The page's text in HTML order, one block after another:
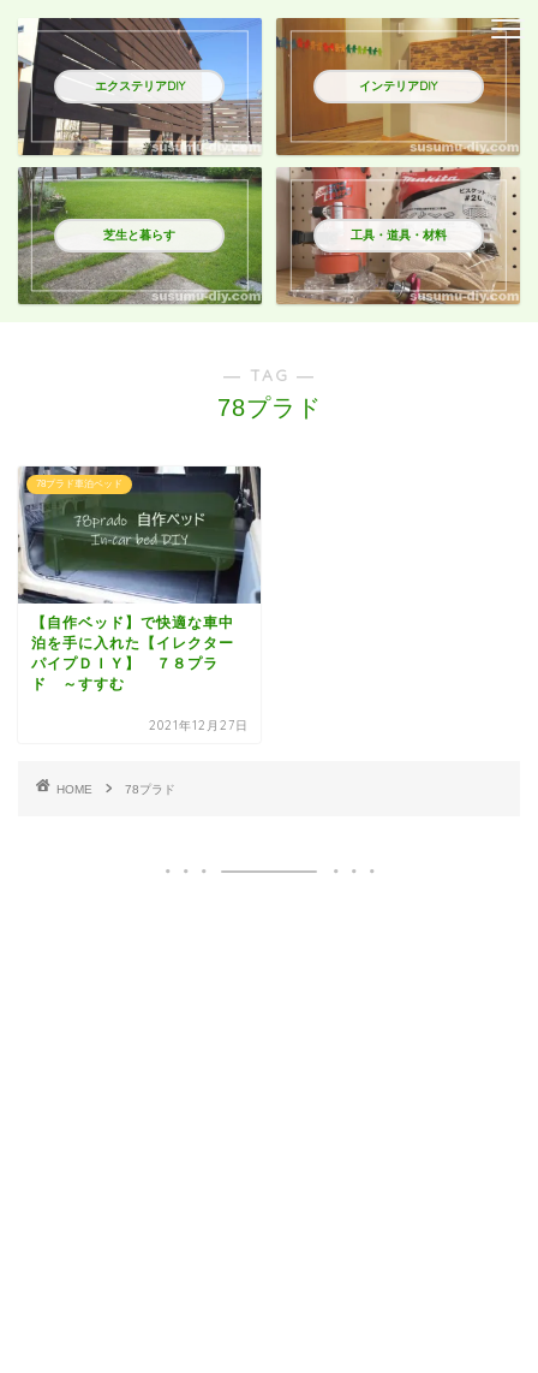
エクステリアDIY インテリアDIY
芝生と暮らす 工具・道具・材料
― TAG ―
78プラド
78プラド車泊ベッド
【自作ベッド】で快適な車中
泊を手に入れた【イレクター
パイプＤＩＹ】 ７８プラ
ド ～すすむ
2021年12月27日
HOME 78プラド